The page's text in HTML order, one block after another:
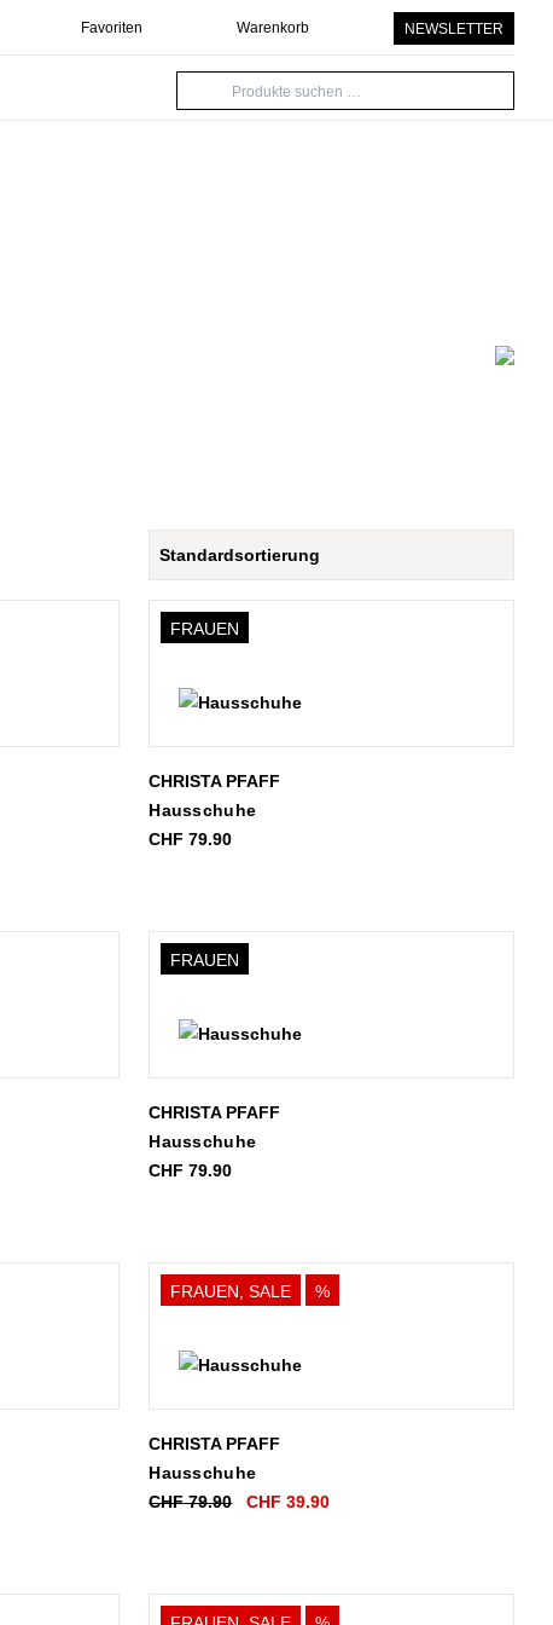
Favoriten Warenkorb NEWSLETTER
nach:
FRAUEN
CHRISTA PFAFF
Hausschuhe
CHF 79.90
FRAUEN
CHRISTA PFAFF
Hausschuhe
CHF 79.90
FRAUEN, SALE %
CHRISTA PFAFF
Hausschuhe
CHF79.90
Ursprünglicher
CHF 39.90Aktueller